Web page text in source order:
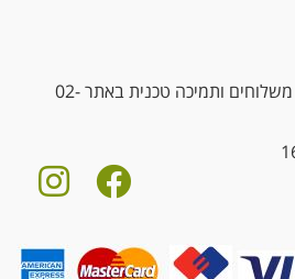
ותמיכה טכנית באתר02-